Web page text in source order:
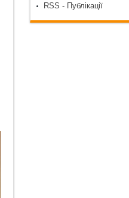
RSS - Публікації